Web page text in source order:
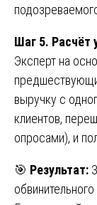
Шаг 5. Расчёт
Эксперт на
выручку с
клиентов,
опросами), и
🎯 Результат: